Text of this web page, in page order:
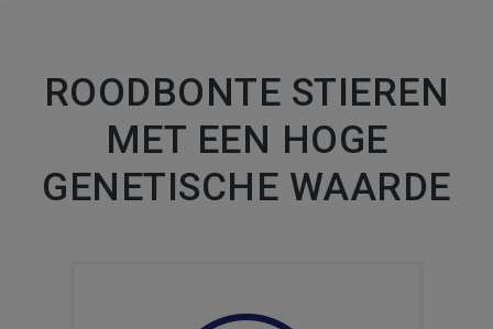
ROODBONTE STIEREN
MET EEN HOGE
GENETISCHE WAARDE